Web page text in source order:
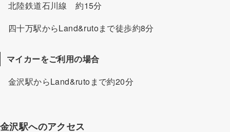
北陸鉄道石川線 約15分
四十万駅からLand&rutoまで徒歩約8分
マイカーをご利用の場合
金沢駅からLand&rutoまで約20分
金沢駅へのアクセス